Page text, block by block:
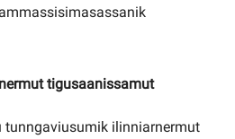
tigusaanissamut
ilinniarnermut